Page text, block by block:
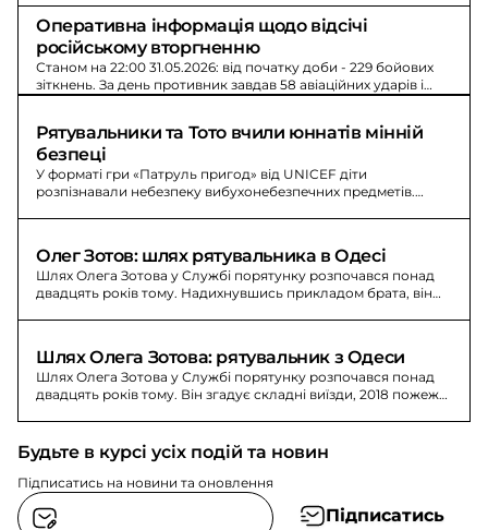
Оперативна інформація щодо відсічі
російському вторгненню
Станом на 22:00 31.05.2026: від початку доби - 229 бойових
зіткнень. За день противник завдав 58 авіаційних ударів і
Рятувальники та Тото вчили юннатів мінній
безпеці
У форматі гри «Патруль пригод» від UNICEF діти
розпізнавали небезпеку вибухонебезпечних предметів.
Олег Зотов: шлях рятувальника в Одесі
Шлях Олега Зотова у Службі порятунку розпочався понад
двадцять років тому. Надихнувшись прикладом брата, він
Шлях Олега Зотова: рятувальник з Одеси
Шлях Олега Зотова у Службі порятунку розпочався понад
двадцять років тому. Він згадує складні виїзди, 2018 пожежу
Будьте в курсі усіх подій та новин
Підписатись на новини та оновлення
Підписатись